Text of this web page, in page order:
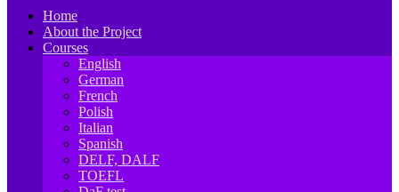
Home
About the Project
Courses
English
German
French
Polish
Italian
Spanish
DELF, DALF
TOEFL